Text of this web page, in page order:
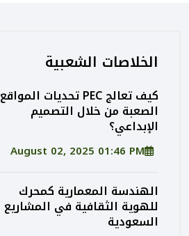
الخلاصات الشعبية
كيف تعالج PEC تحديات المواقع
الصعبة من خلال التصميم
الإبداعي؟
August 02, 2025 01:46 PM
الهندسة المعمارية كمحرك
للهوية الثقافية في المشاريع
السعودية